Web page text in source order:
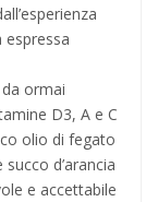
espressa
ormai
D3, A e C
olio di fegato
d’arancia
e accettabile